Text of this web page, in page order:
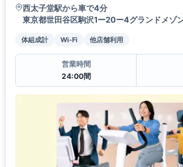
西太子堂駅から車で4分
東京都世田谷区駒沢1ー20ー4グランドメゾ
体組成計 Wi-Fi 他店舗利用
営業時間
24:00間